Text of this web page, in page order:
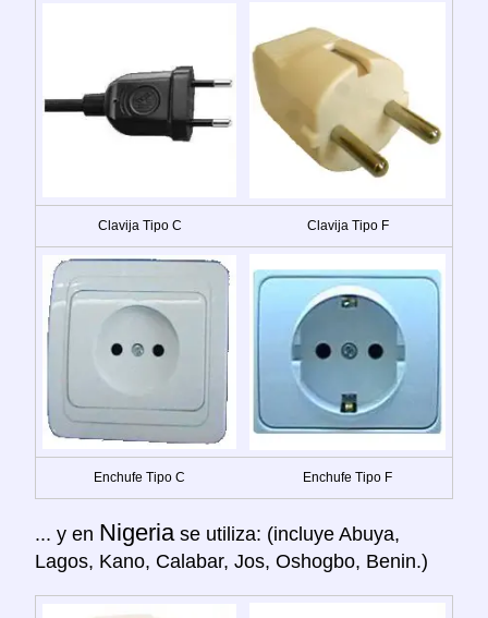
Clavija Tipo C Clavija Tipo F
Enchufe Tipo C Enchufe Tipo F
... y en Nigeria se utiliza: (incluye Abuya,
Lagos, Kano, Calabar, Jos, Oshogbo, Benin.)